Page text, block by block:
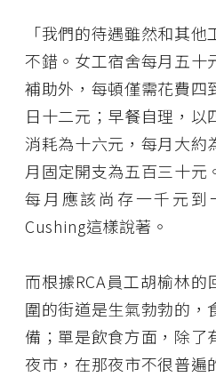
「我們的待遇雖然和其
不錯。女工宿舍每月五十
補助外，每頓僅需花費四
日十二元；早餐自理，以
消耗為十六元，每月大約
月固定開支為五百三十元
每月應該尚存一千元到
Cushing這樣說著。
而根據RCA員工胡榆林的
圍的街道是生氣勃勃的，
備；單是飲食方面，除了
夜市，在那夜市不很普遍